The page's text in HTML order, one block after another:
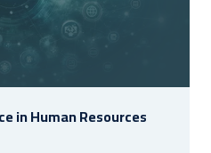
in Human Resources